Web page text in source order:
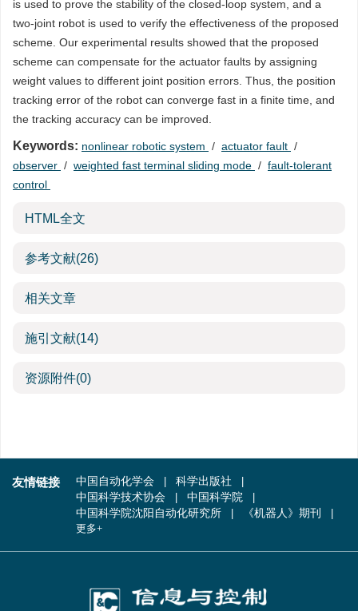
is used to prove the stability of the closed-loop system, and a
two-joint robot is used to verify the effectiveness of the proposed
scheme. Our experimental results showed that the proposed
scheme can compensate for the actuator faults by assigning
weight values to different joint position errors. Thus, the position
tracking error of the robot can converge fast in a finite time, and
the tracking accuracy can be improved.
Keywords: nonlinear robotic system / actuator fault /
observer / weighted fast terminal sliding mode / fault-tolerant
control
HTML全文
参考文献(26)
相关文章
施引文献(14)
资源附件(0)
友情链接 中国自动化学会
科学出版社
中国科学技术协会
中国科学院
中国科学院沈阳自动化研究所
《机器人》期刊
更多+